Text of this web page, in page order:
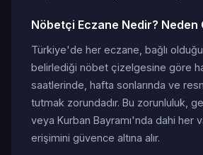
Nöbetçi Eczane Nedir? Neden
Türkiye'de her eczane, bağlı olduğu
belirlediği nöbet çizelgesine göre
saatlerinde, hafta sonlarında ve
tutmak zorundadır. Bu zorunluluk,
veya Kurban Bayramı'nda dahi her
erişimini güvence altına alır.